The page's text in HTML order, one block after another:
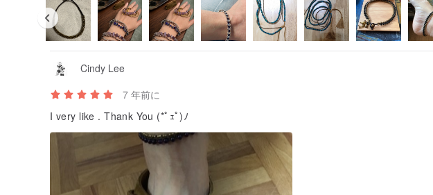
Cindy Lee
7 年前に
I very like . Thank You (*ﾟｪﾟ)ﾉ